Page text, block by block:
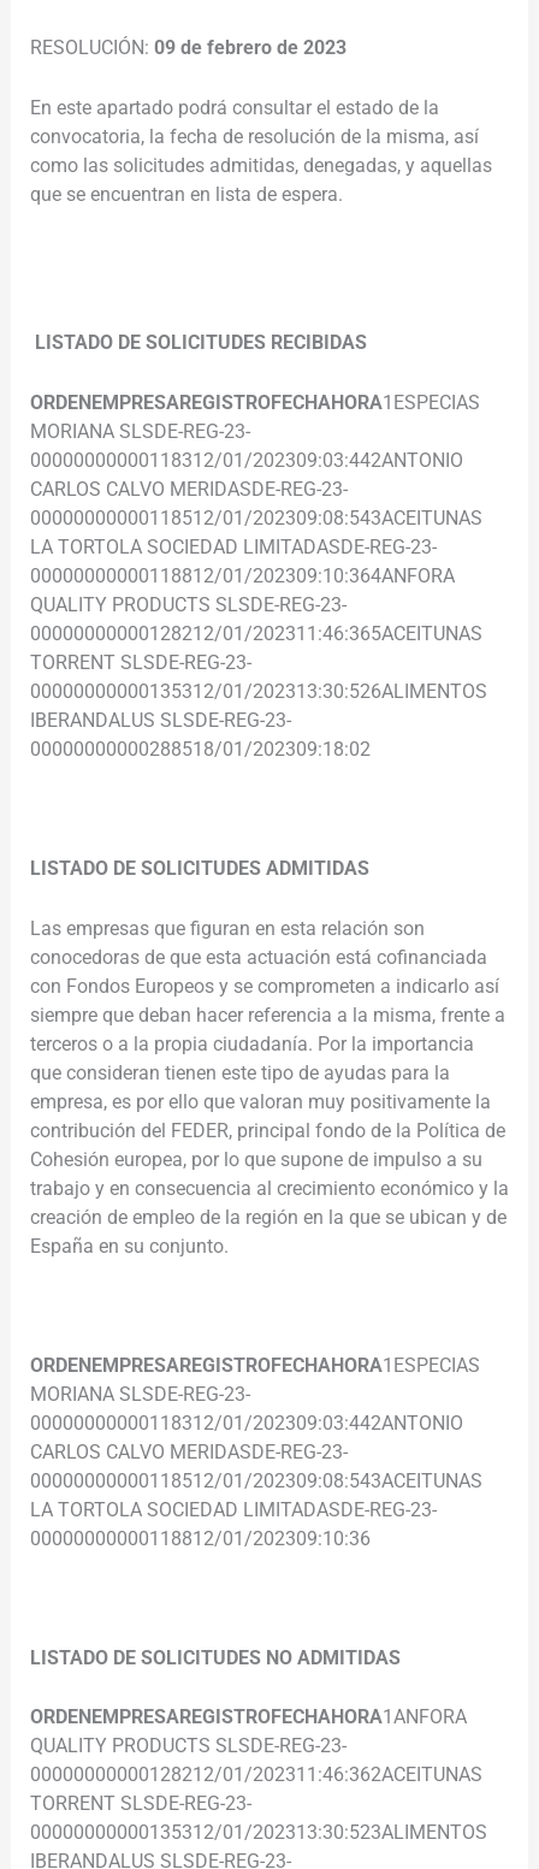
RESOLUCIÓN: 09 de febrero de 2023
En este apartado podrá consultar el estado de la
convocatoria, la fecha de resolución de la misma, así
como las solicitudes admitidas, denegadas, y aquellas
que se encuentran en lista de espera.
LISTADO DE SOLICITUDES RECIBIDAS
ORDENEMPRESAREGISTROFECHAHORA1ESPECIAS
MORIANA SLSDE-REG-23-
00000000000118312/01/202309:03:442ANTONIO
CARLOS CALVO MERIDASDE-REG-23-
00000000000118512/01/202309:08:543ACEITUNAS
LA TORTOLA SOCIEDAD LIMITADASDE-REG-23-
00000000000118812/01/202309:10:364ANFORA
QUALITY PRODUCTS SLSDE-REG-23-
00000000000128212/01/202311:46:365ACEITUNAS
TORRENT SLSDE-REG-23-
00000000000135312/01/202313:30:526ALIMENTOS
IBERANDALUS SLSDE-REG-23-
00000000000288518/01/202309:18:02
LISTADO DE SOLICITUDES ADMITIDAS
Las empresas que figuran en esta relación son
conocedoras de que esta actuación está cofinanciada
con Fondos Europeos y se comprometen a indicarlo así
siempre que deban hacer referencia a la misma, frente a
terceros o a la propia ciudadanía. Por la importancia
que consideran tienen este tipo de ayudas para la
empresa, es por ello que valoran muy positivamente la
contribución del FEDER, principal fondo de la Política de
Cohesión europea, por lo que supone de impulso a su
trabajo y en consecuencia al crecimiento económico y la
creación de empleo de la región en la que se ubican y de
España en su conjunto.
ORDENEMPRESAREGISTROFECHAHORA1ESPECIAS
MORIANA SLSDE-REG-23-
00000000000118312/01/202309:03:442ANTONIO
CARLOS CALVO MERIDASDE-REG-23-
00000000000118512/01/202309:08:543ACEITUNAS
LA TORTOLA SOCIEDAD LIMITADASDE-REG-23-
00000000000118812/01/202309:10:36
LISTADO DE SOLICITUDES NO ADMITIDAS
ORDEN EMPRESAREGISTROFECHAHORA1ANFORA
QUALITY PRODUCTS SLSDE-REG-23-
00000000000128212/01/202311:46:362ACEITUNAS
TORRENT SLSDE-REG-23-
00000000000135312/01/202313:30:523ALIMENTOS
IBERANDALUS SLSDE-REG-23-